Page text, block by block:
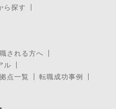
ら探す
される方へ
ル
拠点一覧
転職成功事例